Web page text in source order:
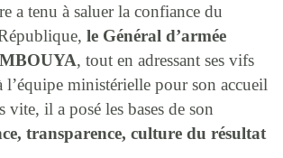
a tenu à saluer la confiance du
le Général d’armée
, tout en adressant ses vifs
l’équipe ministérielle pour son accueil
vite, il a posé les bases de son
transparence, culture du résultat